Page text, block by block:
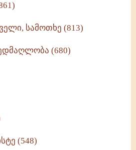
სამოთხე (813)
(680)
(548)